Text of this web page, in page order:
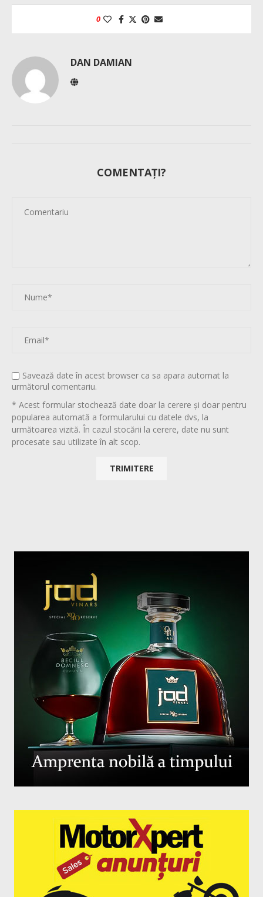
0
DAN DAMIAN
COMENTAȚI?
Savează date în acest browser ca sa apara automat la
următorul comentariu.
* Acest formular stochează date doar la cerere și doar pentru
popularea automată a formularului cu datele dvs, la
următoarea vizită. În cazul stocării la cerere, date nu sunt
procesate sau utilizate în alt scop.